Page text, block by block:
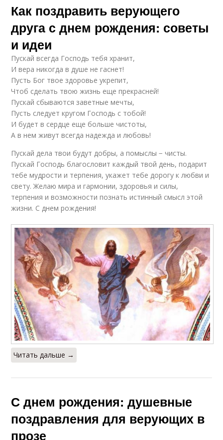
Как поздравить верующего
друга с днем рождения: советы
и идеи
Пускай всегда Господь тебя хранит,
И вера никогда в душе не гаснет!
Пусть Бог твое здоровье укрепит,
Чтоб сделать твою жизнь еще прекрасней!
Пускай сбываются заветные мечты,
Пусть следует кругом Господь с тобой!
И будет в сердце еще больше чистоты,
А в нем живут всегда надежда и любовь!
Пускай дела твои будут добры, а помыслы − чисты.
Пускай Господь благословит каждый твой день, подарит
тебе мудрости и терпения, укажет тебе дорогу к любви и
свету. Желаю мира и гармонии, здоровья и силы,
терпения и возможности познать истинный смысл этой
жизни. С днем рождения!
Читать дальше →
С днем рождения: душевные
поздравления для верующих в
прозе